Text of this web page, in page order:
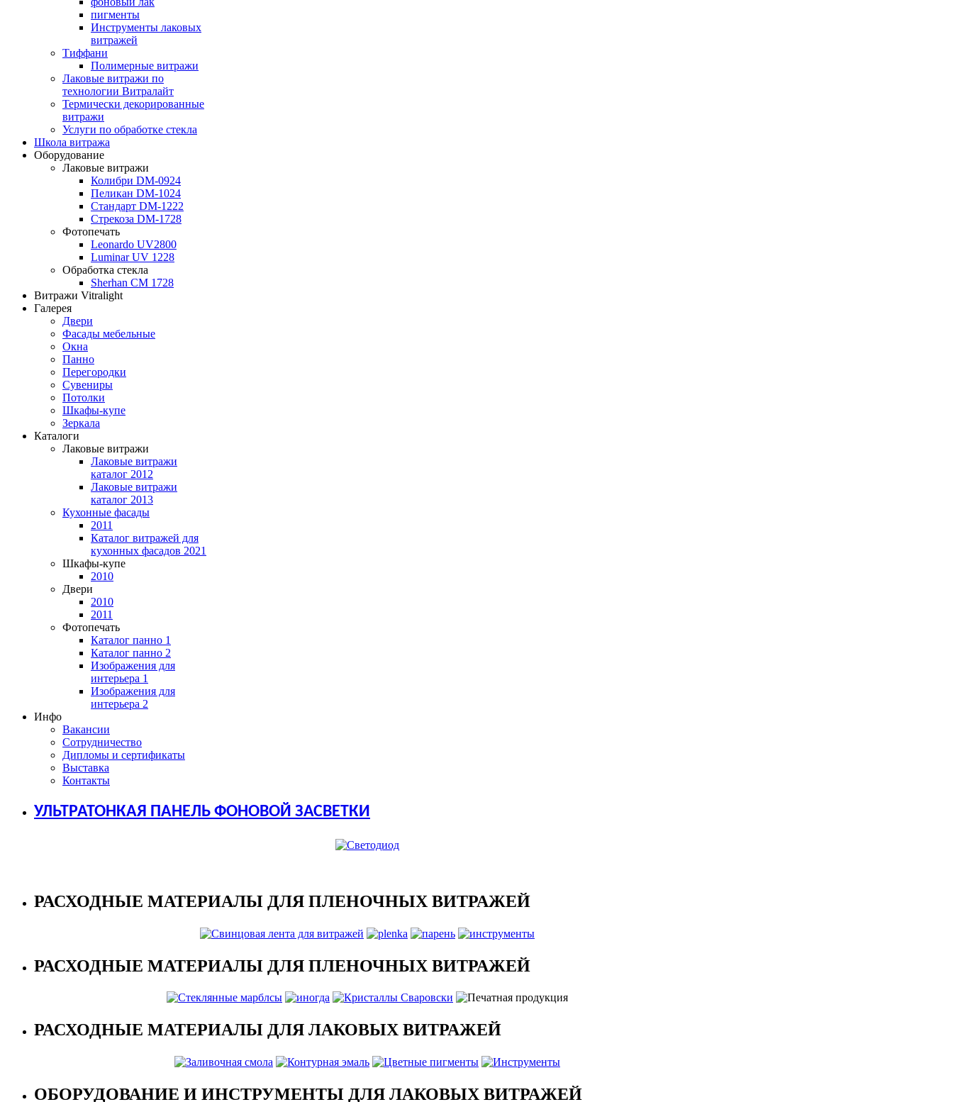
пигменты
Инструменты лаковых
витражей
Тиффани
Полимерные витражи
Лаковые витражи по
технологии Витралайт
Термически декорированные
витражи
Услуги по обработке стекла
Школа витража
Оборудование
Лаковые витражи
Колибри DM-0924
Пеликан DM-1024
Стандарт DM-1222
Стрекоза DM-1728
Фотопечать
Leonardo UV2800
Luminar UV 1228
Обработка стекла
Sherhan CM 1728
Витражи Vitralight
Галерея
Двери
Фасады мебельные
Окна
Панно
Перегородки
Сувениры
Потолки
Шкафы-купе
Зеркала
Каталоги
Лаковые витражи
Лаковые витражи
каталог 2012
Лаковые витражи
каталог 2013
Кухонные фасады
2011
Каталог витражей для
кухонных фасадов 2021
Шкафы-купе
2010
Двери
2010
2011
Фотопечать
Каталог панно 1
Каталог панно 2
Изображения для
интерьера 1
Изображения для
интерьера 2
Инфо
Вакансии
Сотрудничество
Дипломы и сертификаты
Выставка
Контакты
УЛЬТРАТОНКАЯ ПАНЕЛЬ ФОНОВОЙ ЗАСВЕТКИ
РАСХОДНЫЕ МАТЕРИАЛЫ ДЛЯ ПЛЕНОЧНЫХ ВИТРАЖЕЙ
РАСХОДНЫЕ МАТЕРИАЛЫ ДЛЯ ПЛЕНОЧНЫХ ВИТРАЖЕЙ
РАСХОДНЫЕ МАТЕРИАЛЫ ДЛЯ ЛАКОВЫХ ВИТРАЖЕЙ
ОБОРУДОВАНИЕ И ИНСТРУМЕНТЫ ДЛЯ ЛАКОВЫХ ВИТРАЖЕЙ